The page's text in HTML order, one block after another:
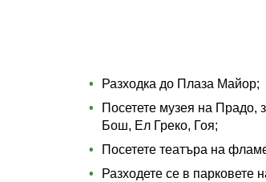
Разходка до Плаза Майор;
Посетете музея на Прадо,
Бош, Ел Греко, Гоя;
Посетете театъра на
Разходете се в парковете